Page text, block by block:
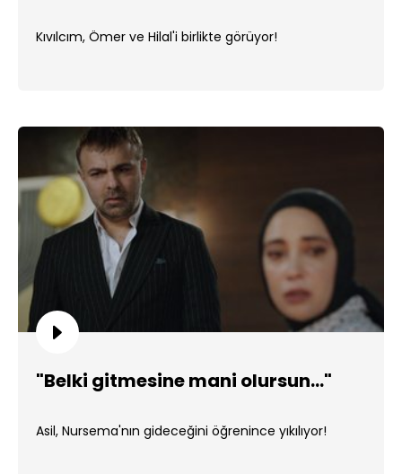
Kıvılcım, Ömer ve Hilal'i birlikte görüyor!
"Belki gitmesine mani olursun..."
Asil, Nursema'nın gideceğini öğrenince yıkılıyor!